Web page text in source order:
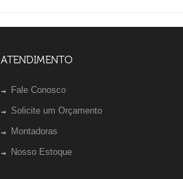
ATENDIMENTO
Fale Conosco
Solicite um Orçamento
Montadoras
Nosso Estoque